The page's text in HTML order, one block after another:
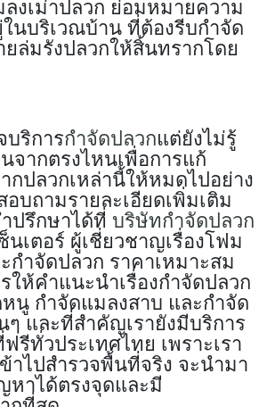
งเม่าปลวก ย่อมหมายความ
นบริเวณบ้าน ที่ต้องรีบกำจัด
ล่มรังปลวกให้สิ้นทรากโดย
บริการกำจัดปลวกแต่ยังไม่รู้
จากตรงไหนเพื่อการแก้
กปลวกเหล่านี้ให้หมดไปอย่าง
อบถามรายละเอียดเพิ่มเติม
ปรึกษาได้ที่ บริษัทกำจัดปลวก
นเตอร์ ผู้เชี่ยวชาญเรื่องโฟม
กำจัดปลวก ราคาเหมาะสม
ให้คำแนะนำเรื่องกำจัดปลวก
นู กำจัดแมลงสาบ และกำจัด
ๆ และที่สำคัญเรายังมีบริการ
รีทั่วประเทศไทย เพราะเรา
าไปสำรวจพื้นที่จริง จะนำมา
หาได้ตรงจุดและมี